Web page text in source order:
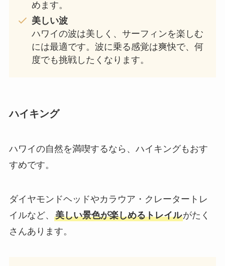
めます。
美しい波
ハワイの波は美しく、サーフィンを楽しむ
には最適です。波に乗る感覚は爽快で、何
度でも挑戦したくなります。
ハイキング
ハワイの自然を満喫するなら、ハイキングもおす
すめです。
ダイヤモンドヘッドやカラウア・クレータートレ
イルなど、 美しい景色が楽しめるトレイルがたく
さんあります。